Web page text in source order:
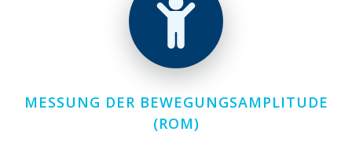
MESSUNG DER BEWEGUNGSAMPLITUDE
(ROM)